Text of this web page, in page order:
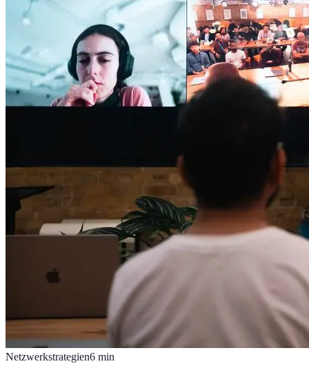
Netzwerkstrategien6 min